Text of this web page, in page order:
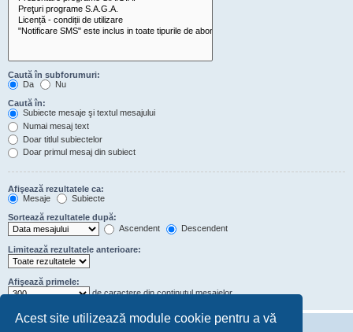
Acest site utilizează module cookie pentru a vă
Caută în subforumuri:
Da
Nu
Caută în:
Subiecte mesaje şi textul mesajului
Numai mesaj text
Doar titlul subiectelor
Doar primul mesaj din subiect
Afişează rezultatele ca:
Mesaje
Subiecte
Sortează rezultatele după:
Ascendent
Descendent
Limitează rezultatele anterioare:
Afişează primele:
de caractere din conţinutul mesajelor